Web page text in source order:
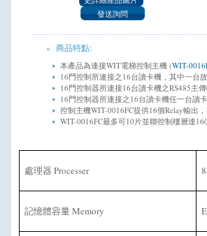
» 商品特點:
本產品為連接WIT電梯控制主機 (WIT-
16門控制所連接之16台讀卡機，其中一台
16門控制器所連接16台讀卡機之RS485主
16門控制器所連接之16台讀卡機任一台讀
控制主機WIT-0016FC提供16個Relay輸出
WIT-0016FC最多可10片並聯控制樓層達
處理器 Processer
記憶體容量Memory